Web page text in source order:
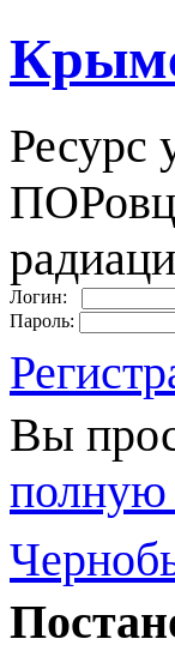
Ресурс
Логин:
Пароль:
Вы
полную